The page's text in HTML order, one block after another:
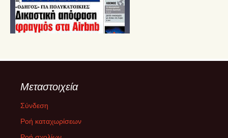
Μεταστοιχεία
Σύνδεση
Ροή καταχωρίσεων